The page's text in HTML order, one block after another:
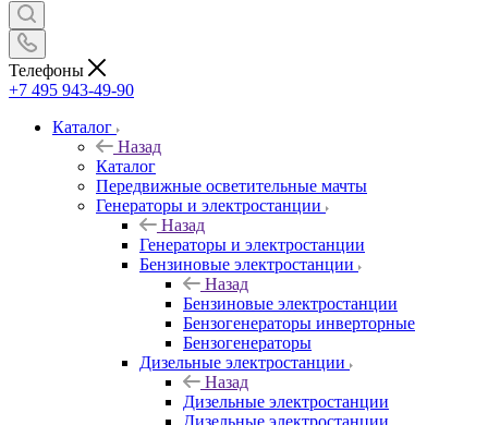
Телефоны
+7 495 943-49-90
Каталог
Назад
Каталог
Передвижные осветительные мачты
Генераторы и электростанции
Назад
Генераторы и электростанции
Бензиновые электростанции
Назад
Бензиновые электростанции
Бензогенераторы инверторные
Бензогенераторы
Дизельные электростанции
Назад
Дизельные электростанции
Дизельные электростанции